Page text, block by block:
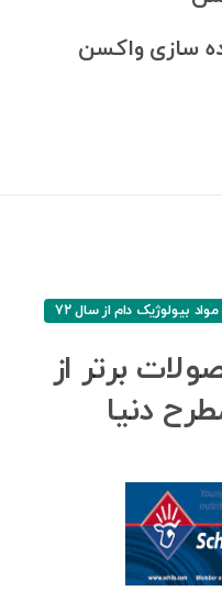
سازی واکسن
بيولوژيک دام از سال ۷۲
برتر از
دنیا